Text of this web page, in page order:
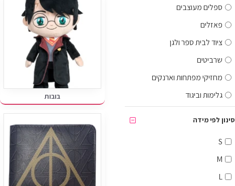
ספלים מעוצבים
פאזלים
ציוד לבית ספר ולגן
שרביטים
מחזיקי מפתחות וארנקים
גלימות וביגוד
סינון לפי מידה
S
M
L
בובות